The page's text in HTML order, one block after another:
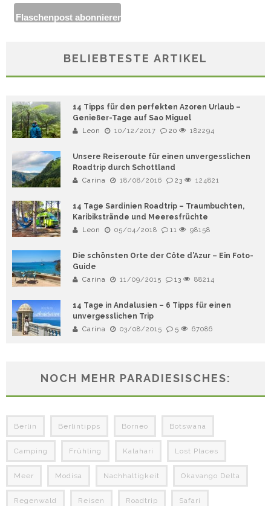
BELIEBTESTE ARTIKEL
14 Tipps für den perfekten Azoren Urlaub –
Genießer-Tage auf Sao Miguel
Leon 10/12/2017 20 182294
Unsere Reiseroute für einen unvergesslichen
Roadtrip durch Schottland
Carina 18/08/2016 23 124821
14 Tage Sardinien Roadtrip – Traumbuchten,
Karibikstrände und Meeresfrüchte
Leon 05/04/2018 11 98158
Die schönsten Orte der Côte d’Azur – Ein Foto-
Guide
Carina 11/09/2015 13 88214
14 Tage in Andalusien – 6 Tipps für einen
unvergesslichen Trip
Carina 03/08/2015 5 67086
NOCH MEHR PARADIESISCHES:
Berlin Berlintipps Borneo Botswana
Camping Frühling Kalahari Lost Places
Meer Modisa Nachhaltigkeit Okavango Delta
Regenwald Reisen Roadtrip Safari